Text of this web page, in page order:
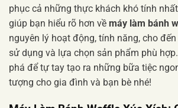
phục cả những thực khách khó tính
giúp bạn hiểu rõ hơn về máy làm bánh
nguyên lý hoạt động, tính năng, cho
sử dụng và lựa chọn sản phẩm phù
phá để tự tay tạo ra những bữa tiệc
tượng cho gia đình và bạn bè nhé!